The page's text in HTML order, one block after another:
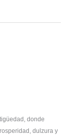
donde
dulzura y